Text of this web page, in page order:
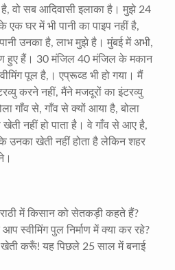
, वो सब आदिवासी इलाका है। मुझे 24
एक घर में भी पानी का पाइप नहीं है,
उनका है, लाभ मुझे है। मुंबई में अभी,
हुए हैं। 30 मंजिल 40 मंजिल के मकान
पूल है, । एप्रूव्ड भी हो गया। मैं
करने नहीं, मैंने मजदूरों का इंटरव्यु
गाँव से, गाँव से क्यों आया है, बोला
खेती नहीं हो पाता है। वे गाँव से आए है,
उनका खेती नहीं होता है लेकिन शहर
में किसान को सेतकड़ी कहते हैं?
स्वीमिंग पुल निर्माण में क्या कर रहे?
खेती करूँ! यह पिछले 25 साल में बनाई